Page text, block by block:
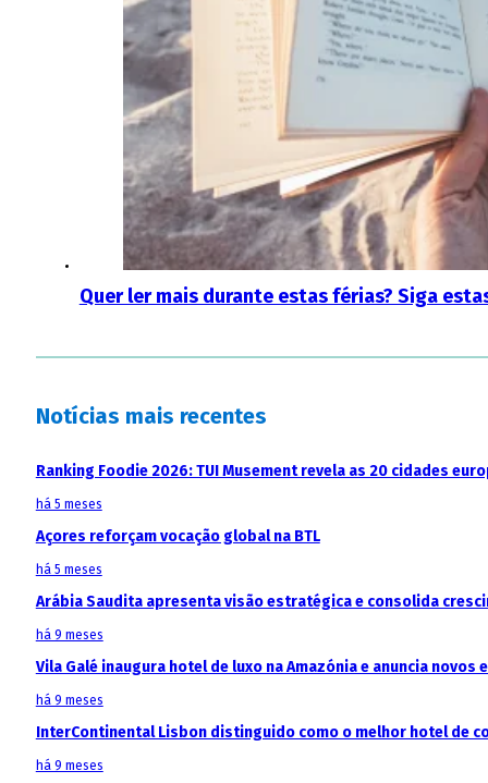
Quer ler mais durante estas férias? Siga
Notícias mais recentes
Ranking Foodie 2026: TUI Musement revela as 20 cidades
há 5 meses
Açores reforçam vocação global na BTL
há 5 meses
Arábia Saudita apresenta visão estratégica e consolida
há 9 meses
Vila Galé inaugura hotel de luxo na Amazónia e anuncia
há 9 meses
InterContinental Lisbon distinguido como o melhor hotel de
há 9 meses